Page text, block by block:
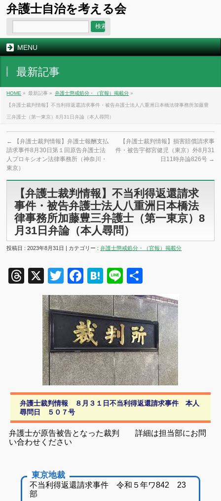
弁護士自治を考える会
MENU
最新記事
HOME » 最新記事 » 弁護士懲戒処分・（官報）掲載分 »
【弁護士裁判情報】不当利得返還請求事件・被告弁護士法人八重洲日本橋法律事務所加藤豊
三弁護士（第一東京）8月31日弁論（本人尋問）
←
【弁護士裁判情報】弁護士報酬支払
請求事件8月30日第１回原告弁護士法
人プロキシオン法律事務所（神奈川・
東京）
【弁護士裁判情報】損害賠償請求事
件・被告宇都宮健児（東京）外8月31
日11時弁論826号 →
【弁護士裁判情報】不当利得返還請求
事件・被告弁護士法人八重洲日本橋法
律事務所加藤豊三弁護士（第一東京）8
月31日弁論（本人尋問）
投稿日 : 2023年8月31日 | カテゴリー :弁護士懲戒処分・（官報）掲載分
Threads
X TwitterFacebook
Hatena
Line
有
弁護士裁判情報 ８月３１日不当利得返還請求事件 本人
尋問日 ５０７号
弁護士が原告被告となった裁判 詳細は担当部にお問
い合わせください
東京地裁
不当利得返還請求事件 令和５年ワ842 23
部